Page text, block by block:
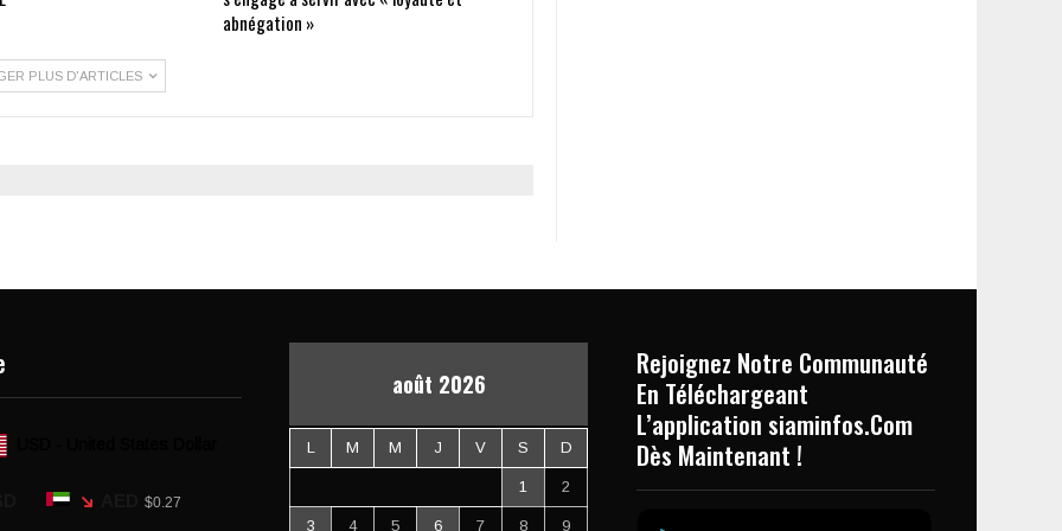
abnégation »
PLUS D'ARTICLES
$0.27
août 2026
L M M J V S D
1 2
3 4 5 6 7 8 9
Rejoignez Notre Communauté
En Téléchargeant
L’application siaminfos.Com
Dès Maintenant !